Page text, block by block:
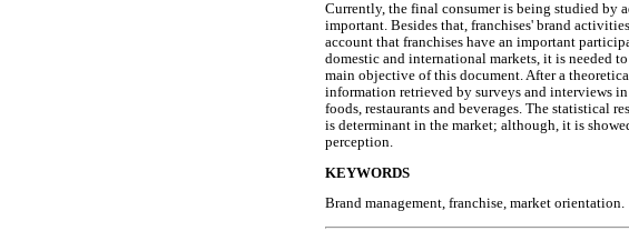
Currently, the final consumer is being studied by
important. Besides that, franchises' brand
account that franchises have an important
domestic and international markets, it is needed
main objective of this document. After a
information retrieved by surveys and interviews
foods, restaurants and beverages. The statistical
is determinant in the market; although, it is
perception.
KEYWORDS
Brand management, franchise, market orientation.